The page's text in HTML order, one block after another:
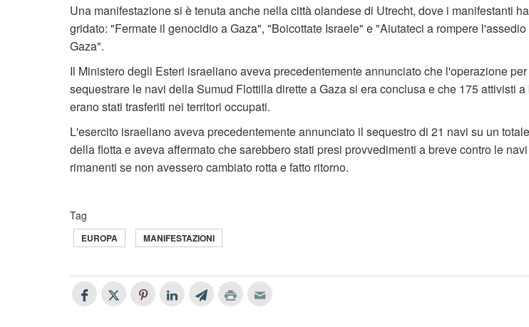
Una manifestazione si è tenuta anche nella città olandese di Utrecht, dove i manifestanti
gridato: "Fermate il genocidio a Gaza", "Boicottate Israele" e "Aiutateci a rompere l'assedio
Gaza".
Il Ministero degli Esteri israeliano aveva precedentemente annunciato che l'operazione per
sequestrare le navi della Sumud Flottilla dirette a Gaza si era conclusa e che 175 attivisti a
erano stati trasferiti nei territori occupati.
L'esercito israeliano aveva precedentemente annunciato il sequestro di 21 navi su un
della flotta e aveva affermato che sarebbero stati presi provvedimenti a breve contro le navi
rimanenti se non avessero cambiato rotta e fatto ritorno.
Tag
EUROPA MANIFESTAZIONI